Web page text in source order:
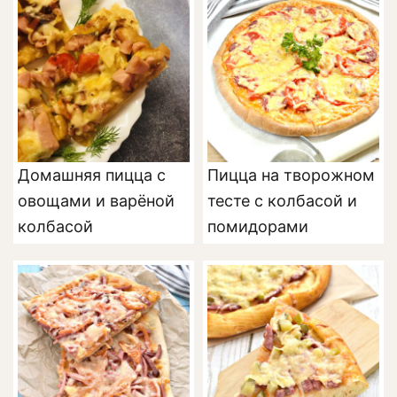
Домашняя пицца с
овощами и варёной
колбасой
Пицца на творожном
тесте с колбасой и
помидорами